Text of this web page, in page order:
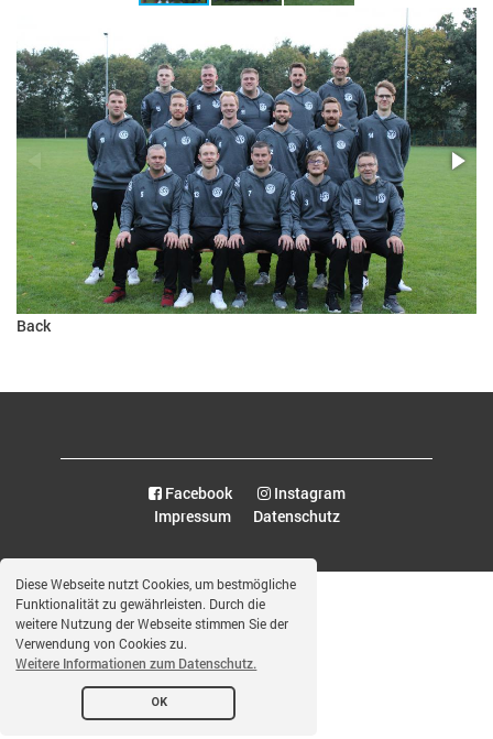
Diese Webseite nutzt Cookies, um bestmögliche
Funktionalität zu gewährleisten. Durch die
weitere Nutzung der Webseite stimmen Sie der
Verwendung von Cookies zu.
Weitere Informationen zum Datenschutz.
OK
Back
Facebook
Instagram
Impressum
Datenschutz